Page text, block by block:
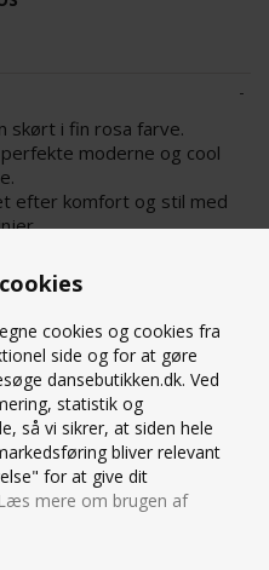
cookies og cookies fra
side og for at gøre
dansebutikken.dk. Ved
statistik og
så vi sikrer, at siden hele
bliver relevant
for at give dit
Læs mere om brugen af
skørt i fin rosa farve.
moderne og cool
efter komfort og stil med
i en fin dustbag)